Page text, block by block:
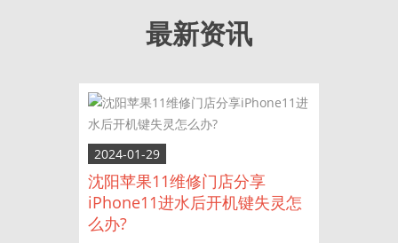
最新资讯
2024-01-29
沈阳苹果11维修门店分享
iPhone11进水后开机键失灵怎
么办?